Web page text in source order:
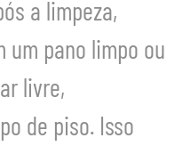
a limpeza,
um pano limpo ou
livre,
de piso. Isso